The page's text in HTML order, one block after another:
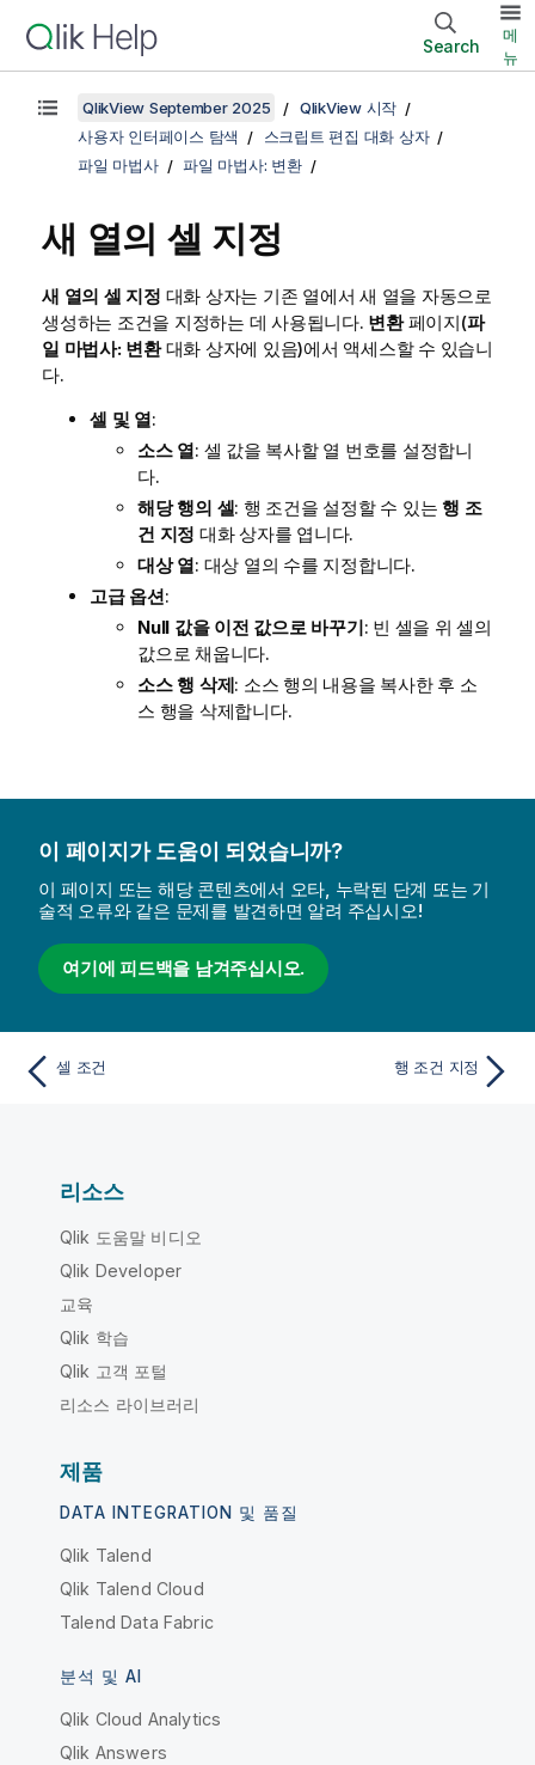
Search
메
뉴
QlikView September 2025
QlikView 시작
사용자 인터페이스 탐색
스크립트 편집 대화 상자
파일 마법사
파일 마법사: 변환
새 열의 셀 지정
새 열의 셀 지정 대화 상자는 기존 열에서 새 열을 자동으로
생성하는 조건을 지정하는 데 사용됩니다. 변환페이지(파
일 마법사: 변환대화 상자에 있음)에서 액세스할 수 있습니
다.
셀 및 열:
소스 열: 셀 값을 복사할 열 번호를 설정합니
다.
해당 행의 셀: 행 조건을 설정할 수 있는 행 조
건 지정 대화 상자를 엽니다.
대상 열: 대상 열의 수를 지정합니다.
고급 옵션:
Null 값을 이전 값으로 바꾸기: 빈 셀을 위 셀의
값으로 채웁니다.
소스 행 삭제: 소스 행의 내용을 복사한 후 소
스 행을 삭제합니다.
이 페이지가 도움이 되었습니까?
이 페이지 또는 해당 콘텐츠에서 오타, 누락된 단계 또는 기
술적 오류와 같은 문제를 발견하면 알려 주십시오!
여기에 피드백을 남겨주십시오.
셀 조건 행 조건 지정
리소스
Qlik 도움말 비디오
Qlik Developer
교육
Qlik 학습
Qlik 고객 포털
리소스 라이브러리
제품
DATA INTEGRATION 및 품질
Qlik Talend
Qlik Talend Cloud
Talend Data Fabric
분석 및 AI
Qlik Cloud Analytics
Qlik Answers